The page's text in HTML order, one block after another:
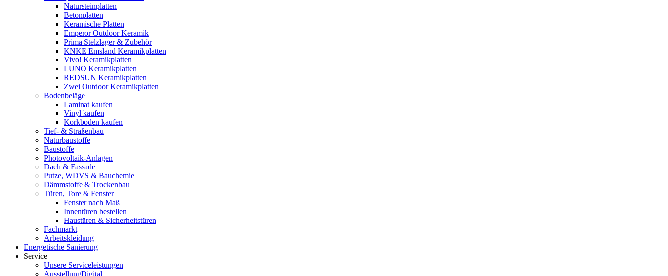
Natursteinplatten
Betonplatten
Keramische Platten
Emperor Outdoor Keramik
Prima Stelzlager & Zubehör
KNKE Emsland Keramikplatten
Vivo! Keramikplatten
LUNO Keramikplatten
REDSUN Keramikplatten
Zwei Outdoor Keramikplatten
Bodenbeläge
Laminat kaufen
Vinyl kaufen
Korkboden kaufen
Tief- & Straßenbau
Naturbaustoffe
Baustoffe
Photovoltaik-Anlagen
Dach & Fassade
Putze, WDVS & Bauchemie
Dämmstoffe & Trockenbau
Türen, Tore & Fenster
Fenster nach Maß
Innentüren bestellen
Haustüren & Sicherheitstüren
Fachmarkt
Arbeitskleidung
Energetische Sanierung
Service
Unsere Serviceleistungen
AusstellungDigital